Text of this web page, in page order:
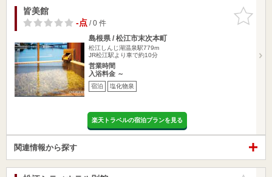
お気に入
りに追加
皆美館
-点/ 0 件
島根県 / 松江市末次本町
松江しんじ湖温泉駅779m
JR松江駅より車で約10分
営業時間
入浴料金 ～
宿泊 塩化物泉
楽天トラベルの宿泊プランを見る
関連情報から探す